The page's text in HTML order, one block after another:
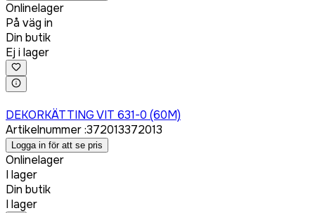
Onlinelager
På väg in
Din butik
Ej i lager
DEKORKÄTTING VIT 631-0 (60M)
Artikelnummer:372013372013
Logga in för att se pris
Onlinelager
I lager
Din butik
I lager